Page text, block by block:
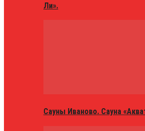
Ли».
Сауны Иваново. Сауна